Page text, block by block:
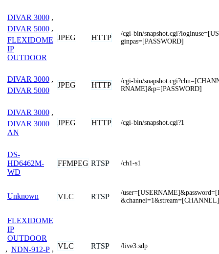
DIVAR 3000 ,
DIVAR 5000 ,
FLEXIDOME
IP
OUTDOOR
JPEG HTTP
/cgi-bin/
ginpas=[PASSWORD]
DIVAR 3000 ,
DIVAR 5000
JPEG HTTP
/cgi-bin/
RNAME]&p=[PASSWORD]
DIVAR 3000 ,
DIVAR 3000
AN
JPEG HTTP /cgi-bin/snapshot.cgi?1
DS-
HD6462M-
WD
FFMPEG RTSP /ch1-s1
Unknown VLC RTSP
/
FLEXIDOME
IP
OUTDOOR
, NDN-912-P , VLC RTSP /live3.sdp